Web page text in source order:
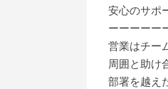
安心のサポ
ーーーーー
営業はチー
周囲と助け
部署を越え